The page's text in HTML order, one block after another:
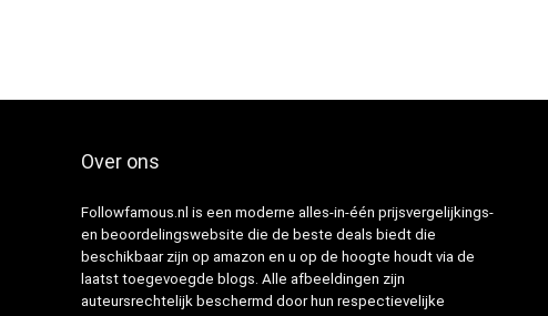
Over ons
Followfamous.nl is een moderne alles-in-één prijsvergelijkings-
en beoordelingswebsite die de beste deals biedt die
beschikbaar zijn op amazon en u op de hoogte houdt via de
laatst toegevoegde blogs. Alle afbeeldingen zijn
auteursrechtelijk beschermd door hun respectievelijke